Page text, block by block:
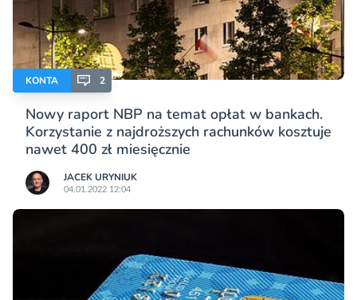
KONTA 2
Nowy raport NBP na temat opłat w bankach.
Korzystanie z najdroższych rachunków kosztuje
nawet 400 zł miesięcznie
JACEK URYNIUK
04.01.2022 12:04